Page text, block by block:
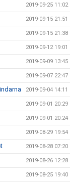
2019-09-25 11:02
2019-09-15 21:51
2019-09-15 21:38
2019-09-12 19:01
2019-09-09 13:45
2019-09-07 22:47
2019-09-04 14:11
2019-09-01 20:29
2019-09-01 20:24
2019-08-29 19:54
2019-08-28 07:20
2019-08-26 12:28
2019-08-25 19:40